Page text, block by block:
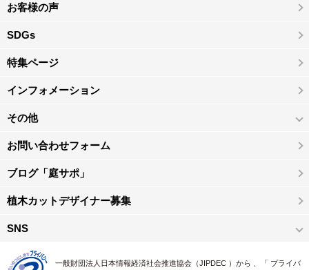
お客様の声
SDGs
特集ページ
インフォメーション
その他
お問い合わせフォーム
ブログ「庭サポ」
植木カットデザイナー募集
SNS
一般財団法人日本情報経済社会推進協会（JIPDEC ）から 、「 プライバ